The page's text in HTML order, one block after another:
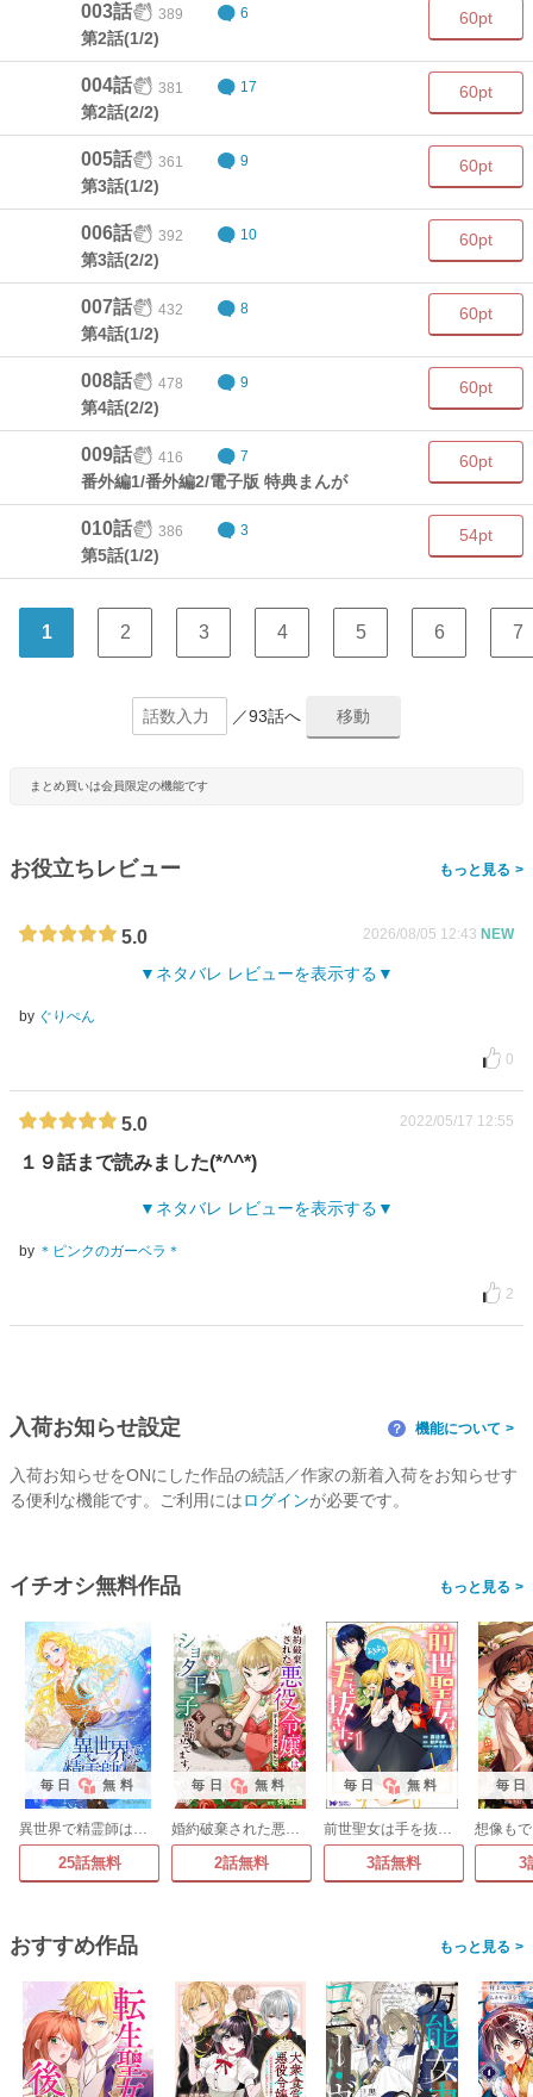
003話 389 6
第2話(1/2)
60pt
004話 381 17
第2話(2/2)
60pt
005話 361 9
第3話(1/2)
60pt
006話 392 10
第3話(2/2)
60pt
007話 432 8
第4話(1/2)
60pt
008話 478 9
第4話(2/2)
60pt
009話 416 7
番外編1/番外編2/電子版 特典まんが
60pt
010話 386 3
第5話(1/2)
54pt
1 2 3 4 5 6 7
／93話へ
まとめ買いは会員限定の機能です
お役立ちレビュー >
5.0 2026/08/05 12:43 NEW
ネタバレ レビューを表示する
by ぐりぺん
0
5.0 2022/05/17 12:55
１９話まで読みました(*^^*)
ネタバレ レビューを表示する
by ＊ピンクのガーベラ＊
2
入荷お知らせ設定 ？ 機能について
入荷お知らせをONにした作品の続話／作家の新着入荷をお知らせす
る便利な機能です。ご利用にはログインが必要です。
イチオシ無料作品 >
毎日 無料
異世界で精霊師はじめます。
25話無料
毎日 無料
婚約破棄された悪役令嬢はチートタヌキと組んでショタ王子を盛り立てます! コミック版(分冊版)
2話無料
毎日 無料
前世聖女は手を抜きたい よきよき(コミック)
3話無料
毎日
3
おすすめ作品 >